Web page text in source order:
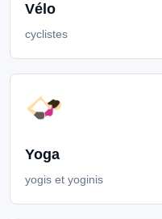
Vélo
cyclistes
Yoga
yogis et yoginis